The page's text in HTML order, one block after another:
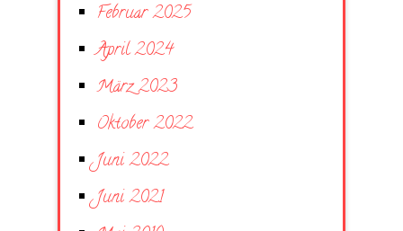
Februar 2025
April 2024
März 2023
Oktober 2022
Juni 2022
Juni 2021